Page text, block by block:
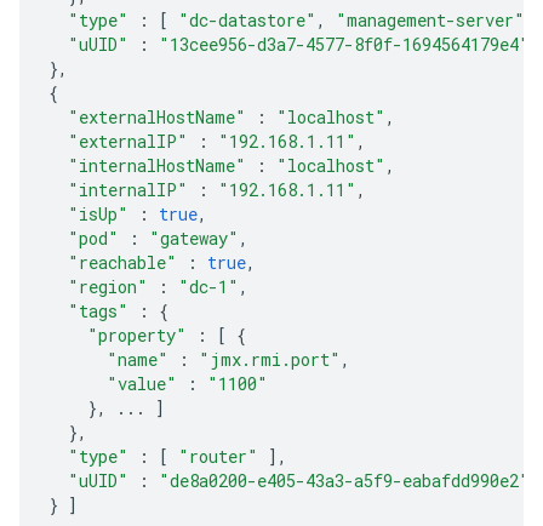
"type"
: [ "dc-datastore" , "management-server"
"uUID"
:
"13cee956-d3a7-4577-8f0f-1694564179e4"
},
{
"externalHostName"
: "localhost" ,
"externalIP"
: "192.168.1.11" ,
"internalHostName"
: "localhost" ,
"internalIP"
: "192.168.1.11" ,
"isUp"
: true,
"pod"
: "gateway" ,
"reachable"
: true,
"region"
: "dc-1" ,
"tags"
:
{
"property"
: [ {
"name"
: "jmx.rmi.port" ,
"value"
:
"1100"
},
...
]
},
"type"
: [ "router"
],
"uUID"
:
"de8a0200-e405-43a3-a5f9-eabafdd990e2"
} ]